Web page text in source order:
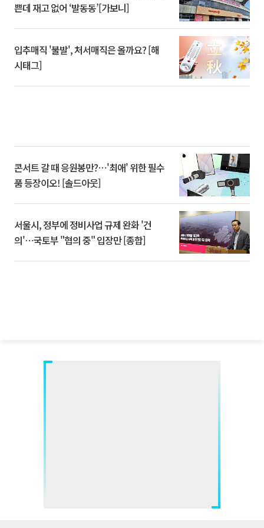
쁜데 재고 없어 ‘발동동’[가보니]
입추매직 '불발', 처서매직은 올까요? [해
시태그]
콘서트 갈 때 응원봉만?⋯'최애' 위한 필수
품 등장이오! [솔드아웃]
서울시, 정부에 정비사업 규제 완화 '건
의'⋯국토부 "협의 중" 입장만 [종합]